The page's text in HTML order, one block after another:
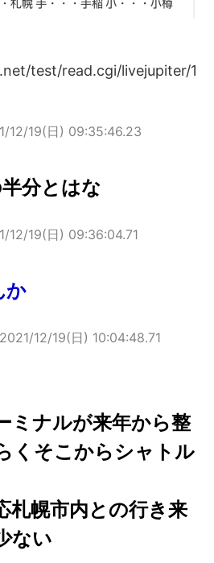
test/read.cgi/livejupiter/1
12/19(日) 09:35:46.23
分とはな
12/19(日) 09:36:04.71
か
2021/12/19(日) 10:04:48.71
ミナルが来年から整
くそこからシャトル
札幌市内との行き来
ない